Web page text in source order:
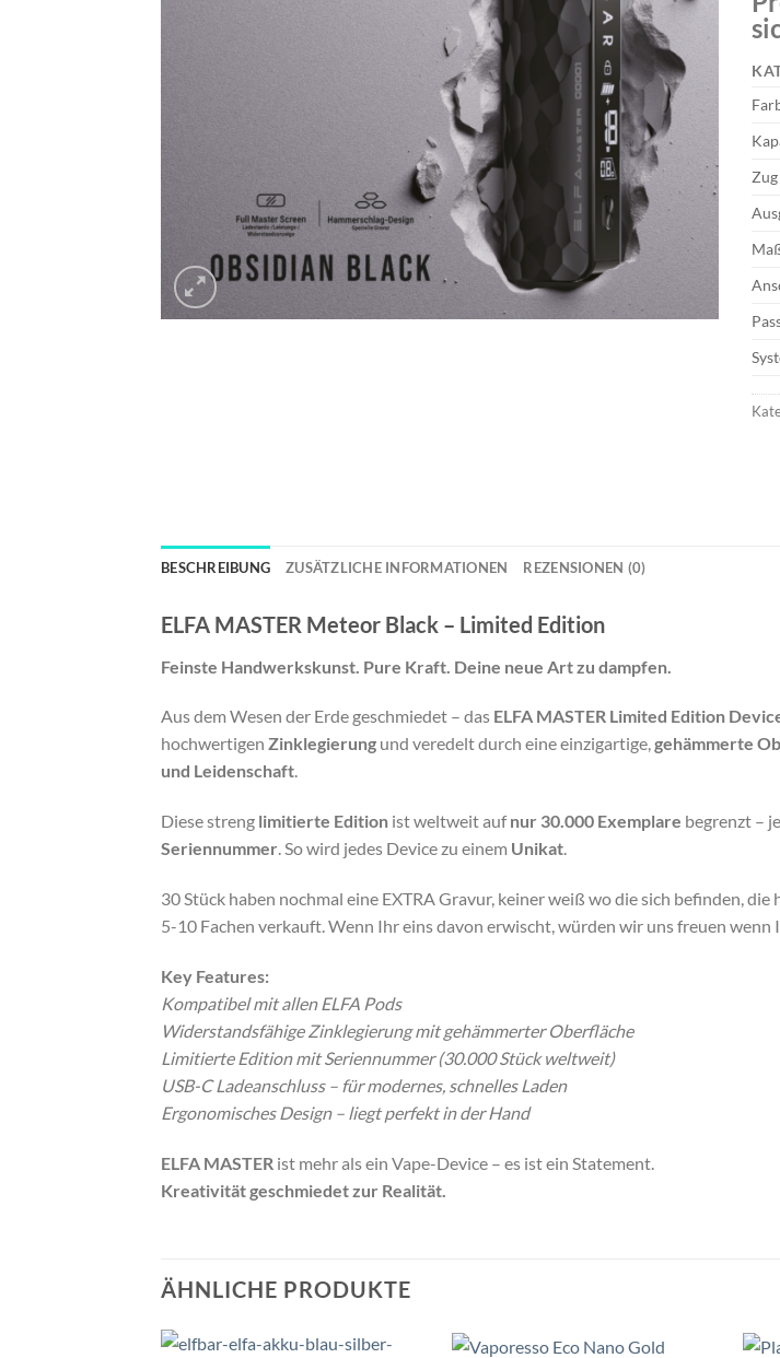
Zug
BESCHREIBUNG ZUSÄTZLICHE INFORMATIONEN REZENSIONEN (0)
ELFA MASTER Meteor Black – Limited Edition
Feinste Handwerkskunst. Pure Kraft. Deine neue Art zu dampfen.
Aus dem Wesen der Erde geschmiedet – das ELFA MASTER Limited Edition
hochwertigen Zinklegierung und veredelt durch eine einzigartige,gehämmerte
und Leidenschaft.
Diese streng limitierte Edition ist weltweit aufnur 30.000 Exemplare begrenzt –
Seriennummer. So wird jedes Device zu einem Unikat.
30 Stück haben nochmal eine EXTRA Gravur, keiner weiß wo die sich befinden,
5-10 Fachen verkauft. Wenn Ihr eins davon erwischt, würden wir uns freuen wenn
Key Features:
Kompatibel mit allen ELFA Pods
Widerstandsfähige Zinklegierung mit gehämmerter Oberfläche
Limitierte Edition mit Seriennummer (30.000 Stück weltweit)
USB-C Ladeanschluss – für modernes, schnelles Laden
Ergonomisches Design – liegt perfekt in der Hand
ELFA MASTER ist mehr als ein Vape-Device – es ist ein Statement.
Kreativität geschmiedet zur Realität.
ÄHNLICHE PRODUKTE